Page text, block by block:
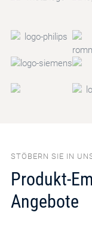
STÖBERN SIE IN
Produkt-
Angebote